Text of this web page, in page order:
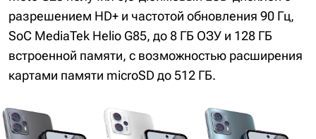
разрешением HD+ и частотой обновления 90 Гц,
SoC MediaTek Helio G85, до 8 ГБ ОЗУ и 128 ГБ
встроенной памяти, с возможностью расширения
картами памяти microSD до 512 ГБ.